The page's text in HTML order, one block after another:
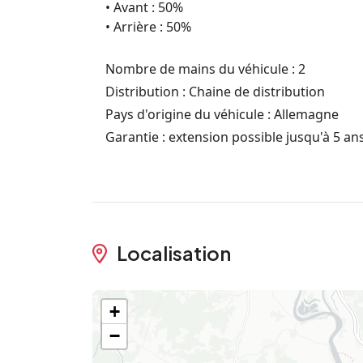
• Avant : 50%
• Arrière : 50%
Nombre de mains du véhicule : 2
Distribution : Chaine de distribution
Pays d'origine du véhicule : Allemagne
Garantie : extension possible jusqu'à 5
Localisation
+
−